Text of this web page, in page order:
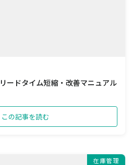
ードタイム短縮・改善マニュアル
この記事を読む
在庫管理